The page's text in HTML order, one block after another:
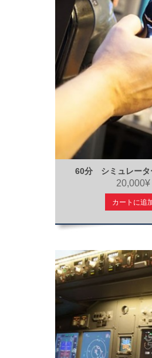
60分 シミュレータ
20,000¥
カートに追